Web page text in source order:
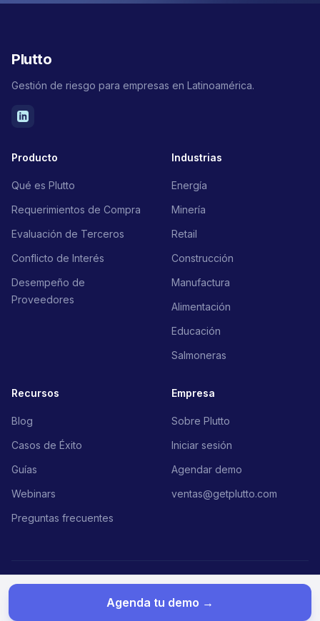
Plutto
Gestión de riesgo para empresas en Latinoamérica.
Producto
Qué es Plutto
Requerimientos de Compra
Evaluación de Terceros
Conflicto de Interés
Desempeño de
Proveedores
Industrias
Energía
Minería
Retail
Construcción
Manufactura
Alimentación
Educación
Salmoneras
Recursos
Blog
Casos de Éxito
Guías
Webinars
Preguntas frecuentes
Empresa
Sobre Plutto
Iniciar sesión
Agendar demo
ventas@getplutto.com
Política de Privacidad
Agenda tu demo →